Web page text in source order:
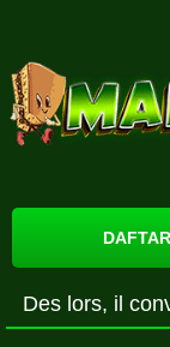
DAFTAR
Des lors, il